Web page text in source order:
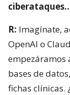
R: Imagínate,
OpenAI o
empezáramos
bases de
fichas clínicas.